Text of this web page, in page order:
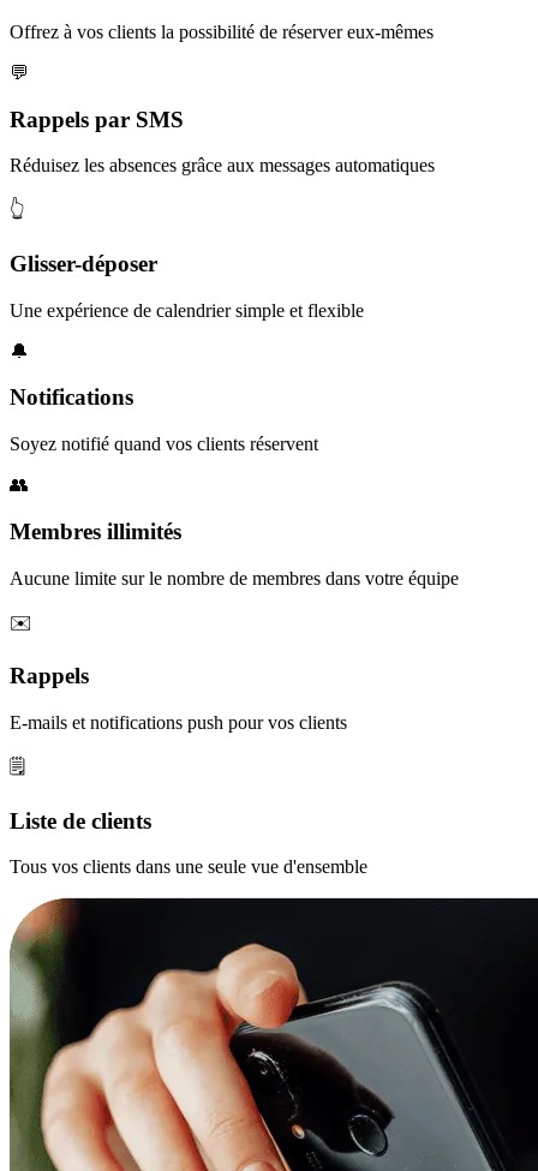
Offrez à vos clients la possibilité de réserver eux-mêmes
💬
Rappels par SMS
Réduisez les absences grâce aux messages automatiques
👆
Glisser-déposer
Une expérience de calendrier simple et flexible
🔔
Notifications
Soyez notifié quand vos clients réservent
👥
Membres illimités
Aucune limite sur le nombre de membres dans votre équipe
✉️
Rappels
E-mails et notifications push pour vos clients
🗒️
Liste de clients
Tous vos clients dans une seule vue d'ensemble